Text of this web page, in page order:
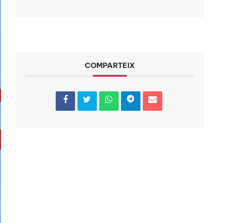
COMPARTEIX